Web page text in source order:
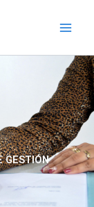
GESTIÓN